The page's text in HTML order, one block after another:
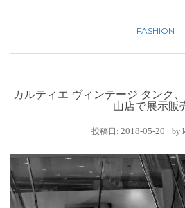
FASHION
カルティエ ヴィンテージ タンク
山店で展示販
投稿日: 2018-05-20 by